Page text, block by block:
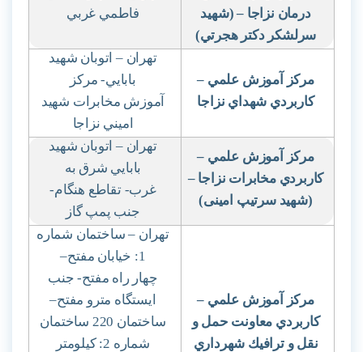
درمان نزاجا – (شهيد
سرلشكر دكتر هجرتي)
فاطمي غربي
مركز آموزش علمي –
كاربردي شهداي نزاجا
تهران – اتوبان شهيد
بابايي- مركز
آموزش مخابرات شهيد
اميني نزاجا
مركز آموزش علمي –
كاربردي مخابرات نزاجا –
(شهيد سرتيپ امينی)
تهران – اتوبان شهيد
بابايي شرق به
غرب- تقاطع هنگام-
جنب پمپ گاز
مركز آموزش علمي –
كاربردي معاونت حمل و
نقل و ترافيك شهرداري
تهران – ساختمان شماره
1: خيابان مفتح
–
چهار راه مفتح- جنب
ايستگاه مترو مفتح–
ساختمان 220 ساختمان
شماره 2: كيلومتر